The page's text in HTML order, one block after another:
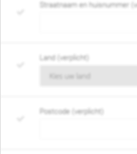
Straatnaam en huisnummer
Land (verplicht)
Postcode (verplicht)